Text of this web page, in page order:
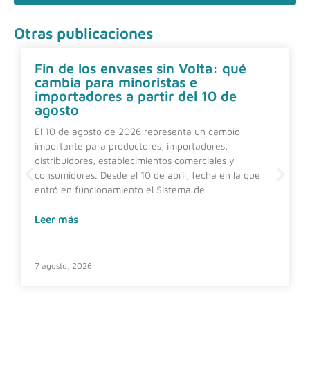
Otras publicaciones
Fin de los envases sin Volta: qué
cambia para minoristas e
importadores a partir del 10 de
agosto
El 10 de agosto de 2026 representa un cambio
importante para productores, importadores,
distribuidores, establecimientos comerciales y
consumidores. Desde el 10 de abril, fecha en la que
entró en funcionamiento el Sistema de
Leer más
7 agosto, 2026